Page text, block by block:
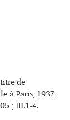
de
à Paris, 1937.
; III.1-4.